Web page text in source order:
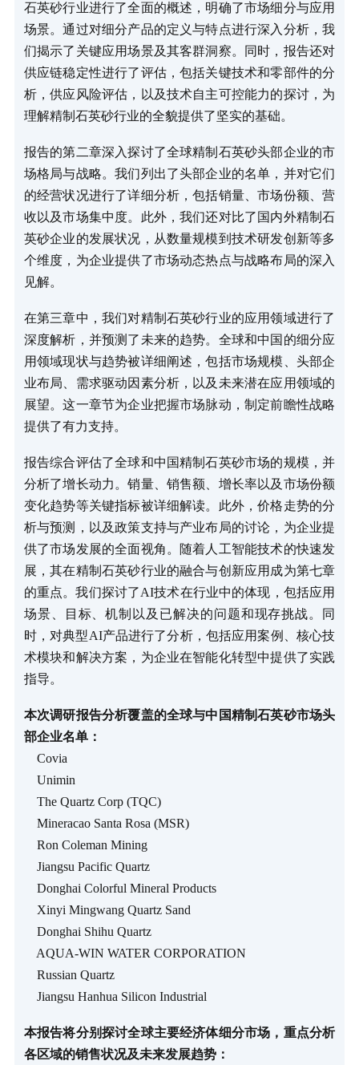
石英砂行业进行了全面的概述，明确了市场细分与应用
场景。通过对细分产品的定义与特点进行深入分析，我
们揭示了关键应用场景及其客群洞察。同时，报告还对
供应链稳定性进行了评估，包括关键技术和零部件的分
析，供应风险评估，以及技术自主可控能力的探讨，为
理解精制石英砂行业的全貌提供了坚实的基础。
报告的第二章深入探讨了全球精制石英砂头部企业的市
场格局与战略。我们列出了头部企业的名单，并对它们
的经营状况进行了详细分析，包括销量、市场份额、营
收以及市场集中度。此外，我们还对比了国内外精制石
英砂企业的发展状况，从数量规模到技术研发创新等多
个维度，为企业提供了市场动态热点与战略布局的深入
见解。
在第三章中，我们对精制石英砂行业的应用领域进行了
深度解析，并预测了未来的趋势。全球和中国的细分应
用领域现状与趋势被详细阐述，包括市场规模、头部企
业布局、需求驱动因素分析，以及未来潜在应用领域的
展望。这一章节为企业把握市场脉动，制定前瞻性战略
提供了有力支持。
报告综合评估了全球和中国精制石英砂市场的规模，并
分析了增长动力。销量、销售额、增长率以及市场份额
变化趋势等关键指标被详细解读。此外，价格走势的分
析与预测，以及政策支持与产业布局的讨论，为企业提
供了市场发展的全面视角。随着人工智能技术的快速发
展，其在精制石英砂行业的融合与创新应用成为第七章
的重点。我们探讨了AI技术在行业中的体现，包括应用
场景、目标、机制以及已解决的问题和现存挑战。同
时，对典型AI产品进行了分析，包括应用案例、核心技
术模块和解决方案，为企业在智能化转型中提供了实践
指导。
本次调研报告分析覆盖的全球与中国精制石英砂市场头
部企业名单：
Covia
Unimin
The Quartz Corp (TQC)
Mineracao Santa Rosa (MSR)
Ron Coleman Mining
Jiangsu Pacific Quartz
Donghai Colorful Mineral Products
Xinyi Mingwang Quartz Sand
Donghai Shihu Quartz
AQUA-WIN WATER CORPORATION
Russian Quartz
Jiangsu Hanhua Silicon Industrial
本报告将分别探讨全球主要经济体细分市场，重点分析
各区域的销售状况及未来发展趋势：